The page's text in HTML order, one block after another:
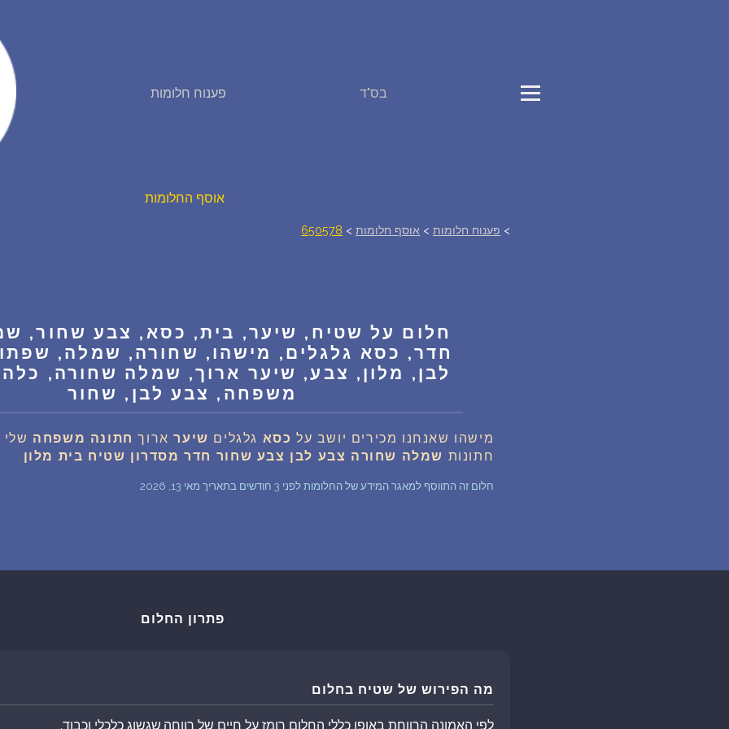
פענוח חלומות בס"ד
אוסף החלומות
רכישת אוצר החלומות$
שאלות נפוצות
פענוח חלום אנושי
עלינו
הסכם שימוש
> פענוח חלומות > אוסף חלומות >
650578
חלום על שטיח, שיער, בית, כסא, צבע שחור,
חדר, כסא גלגלים, מישהו, שחורה, שמלה,
לבן, מלון, צבע, שיער ארוך, שמלה שחורה,
משפחה, צבע לבן, שחור
מישהו שאנחנו מכירים יושב על כסא גלגלים שיערארוך חתונה משפחה שלי
חתונות שמלה שחורה צבע לבן צבע שחור חדר מסדרון שטיח בית מלון
חלום זה התווסף למאגר המידע של החלומות לפני 3 חודשים בתאריך מאי 13, 2026
פתרון החלום
מה הפירוש של שטיח בחלום
לפי האמונה הרווחת באופן כללי החלום רומז על חיים של רווחה,שגשוג כלכלי וכבוד.